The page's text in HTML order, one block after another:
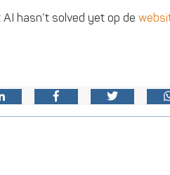
hasn’t solved yet op de